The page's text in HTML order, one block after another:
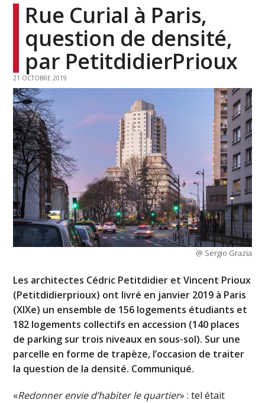
Rue Curial à Paris,
question de densité,
par PetitdidierPrioux
21 OCTOBRE 2019
@ Sergio Grazia
Les architectes Cédric Petitdidier et Vincent Prioux
(Petitdidierprioux) ont livré en janvier 2019 à Paris
(XIXe) un ensemble de 156 logements étudiants et
182 logements collectifs en accession (140 places
de parking sur trois niveaux en sous-sol). Sur une
parcelle en forme de trapèze, l’occasion de traiter
la question de la densité. Communiqué.
«Redonner envie d’habiter le quartier» : tel était